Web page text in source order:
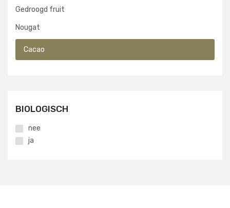
Gedroogd fruit
Nougat
Cacao
BIOLOGISCH
nee
ja